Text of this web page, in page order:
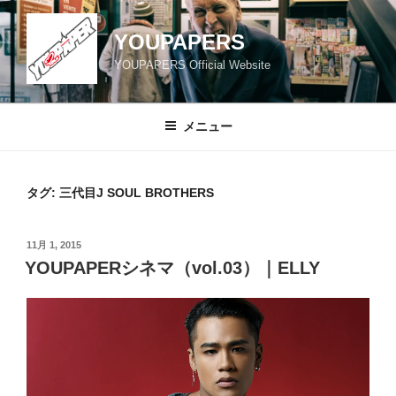
コ
ン
テ
ツ
YOUPAPERS
YOUPAPERS Official Website
メニュー
タグ: 三代目J SOUL BROTHERS
投
稿
日:
11月 1, 2015
YOUPAPERシネマ（vol.03）｜ELLY